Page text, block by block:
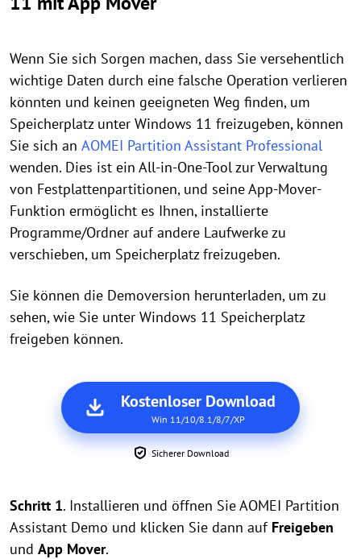
Wenn Sie sich Sorgen machen, dass Sie versehentlich
wichtige Daten durch eine falsche Operation verlieren
könnten und keinen geeigneten Weg finden, um
Speicherplatz unter Windows 11 freizugeben, können
Sie sich an AOMEI Partition Assistant Professional
wenden. Dies ist ein All-in-One-Tool zur Verwaltung
von Festplattenpartitionen, und seine App-Mover-
Funktion ermöglicht es Ihnen, installierte
Programme/Ordner auf andere Laufwerke zu
verschieben, um Speicherplatz freizugeben.
Sie können die Demoversion herunterladen, um zu
sehen, wie Sie unter Windows 11 Speicherplatz
freigeben können.
Kostenloser Download
Win 11/10/8.1/8/7/XP
Sicherer Download
Schritt 1. Installieren und öffnen Sie AOMEI Partition
Assistant Demo und klicken Sie dann auf Freigeben
und App Mover.